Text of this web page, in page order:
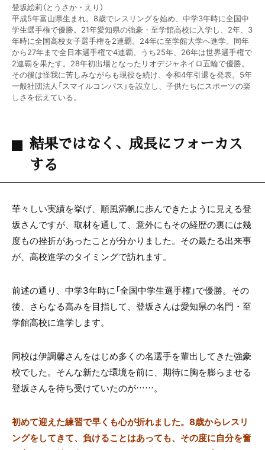
登坂絵莉（とうさか・えり）
平成5年富山県生まれ。8歳でレスリングを始め、中学3年時に全国中
学生選手権で優勝。21年愛知県の強豪・至学館高校に入学し、2年、3
年時に全国高校女子選手権を2連覇。24年に至学館大学へ進学。同年
から27年まで全日本選手権で4連覇、うち25年、26年は世界選手権で
2連覇を果たす。28年初出場となったリオデジャネイロ五輪で優勝。
その後は怪我に苦しみながらも現役を続け、令和4年引退を発表。5年
一般社団法人「スマイルコンパス」を設立し、子供たちにスポーツの楽
しさを伝えている。
結果ではなく、成長にフォーカス
する
華々しい実績を挙げ、順風満帆に歩んできたように見える登
坂さんですが、取材を通して、意外にもその経歴の裏には幾
度もの挫折があったことが分かりました。その最たる出来事
が、高校進学のタイミングで訪れます。
前述の通り、中学3年時に「全国中学生選手権」で優勝。その
後、さらなる高みを目指して、登坂さんは愛知県の名門・至
学館高校に進学します。
同校は伊調馨さんをはじめ多くの名選手を輩出してきた強豪
校でした。そんな新たな環境を前に、期待に胸を膨らませる
登坂さんを待ち受けていたのが……。
初めて迎えた練習で早くも心が折れました。8歳からレスリ
ングをしてきて、負けることはあっても、その度に自分を奮